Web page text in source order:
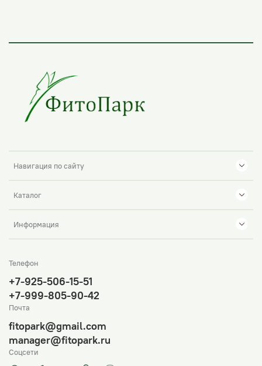
Навигация по сайту
Каталог
Информация
Телефон
+7-925-506-15-51
+7-999-805-90-42
Почта
fitopark@gmail.com
manager@fitopark.ru
Соцсети